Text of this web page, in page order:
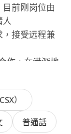
前刚岗位由
人
接受远程兼
作，在港深地
尔来香港科
）,电
）
普通話